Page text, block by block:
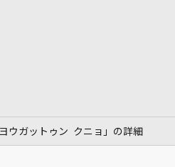
ヨウガットゥン クニョ」の詳細